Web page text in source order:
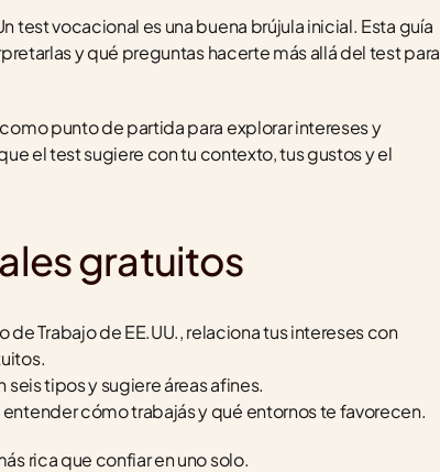
test vocacional es una buena brújula inicial. Esta guía
y qué preguntas hacerte más allá del test para
punto de partida para explorar intereses y
el test sugiere con tu contexto, tus gustos y el
gratuitos
Trabajo de EE.UU., relaciona tus intereses con
tipos y sugiere áreas afines.
cómo trabajás y qué entornos te favorecen.
rica que confiar en uno solo.